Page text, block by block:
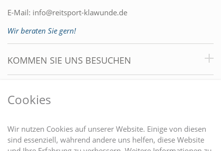
E-Mail: info@reitsport-klawunde.de
Wir beraten Sie gern!
KOMMEN SIE UNS BESUCHEN
Cookies
Wir nutzen Cookies auf unserer Website. Einige von diesen
sind essenziell, während andere uns helfen, diese Website